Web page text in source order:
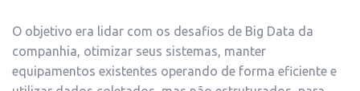
O objetivo era lidar com os desafios de Big Data da
companhia, otimizar seus sistemas, manter
equipamentos existentes operando de forma eficiente e